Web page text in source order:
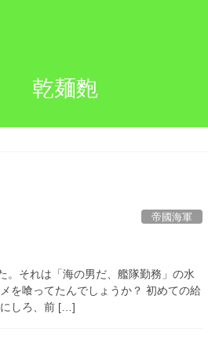
乾麺麭
帝國海軍
。それは「海の男だ、艦隊勤務」の水
を喰ってたんでしょうか？ 初めての給
しろ、前 […]